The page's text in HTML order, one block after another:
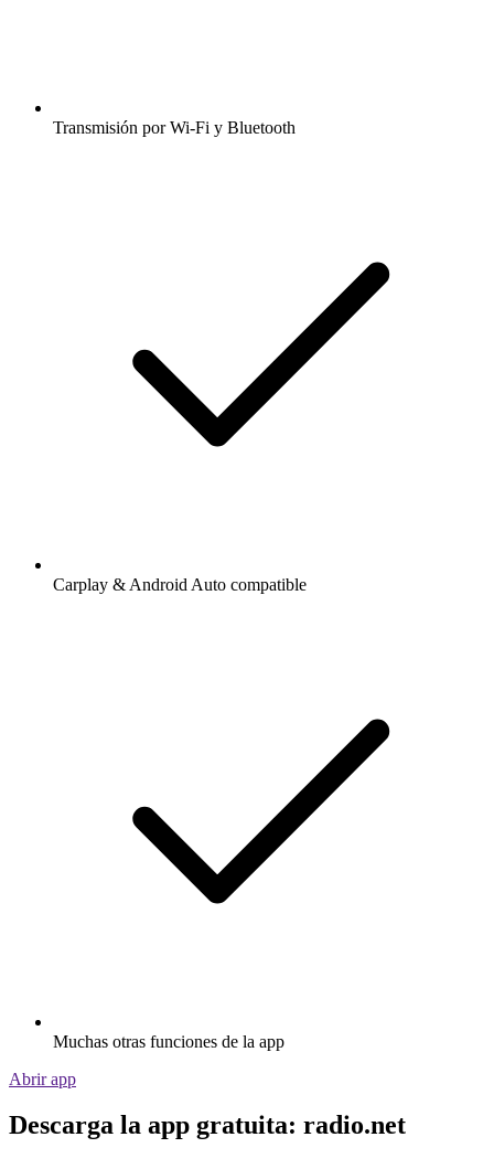
Transmisión por Wi-Fi y Bluetooth
Carplay & Android Auto compatible
Muchas otras funciones de la app
Abrir app
Descarga la app gratuita: radio.net